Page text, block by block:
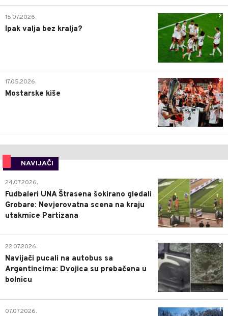
2
15.07.2026.
Ipak valja bez kralja?
0
17.05.2026.
Mostarske kiše
NAVIJAČI
0
24.07.2026.
Fudbaleri UNA Štrasena šokirano gledali
Grobare: Nevjerovatna scena na kraju
utakmice Partizana
0
22.07.2026.
Navijači pucali na autobus sa
Argentincima: Dvojica su prebačena u
bolnicu
1
07.07.2026.